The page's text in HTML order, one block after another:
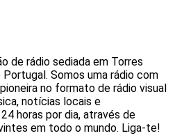
de rádio sediada em Torres
Somos uma rádio com
no formato de rádio visual
notícias locais e
horas por dia, através de
em todo o mundo. Liga-te!